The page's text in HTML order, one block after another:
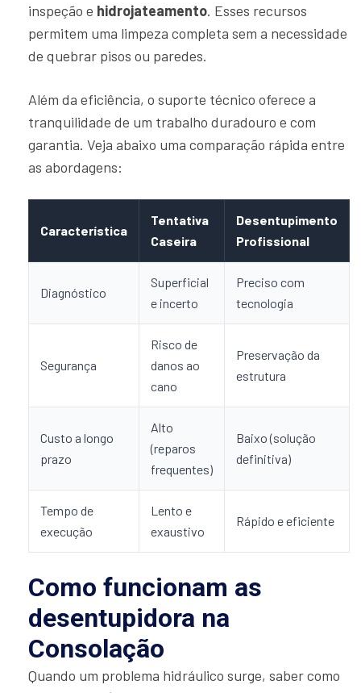
inspeção e hidrojateamento. Esses recursos
permitem uma limpeza completa sem a necessidade
de quebrar pisos ou paredes.
Além da eficiência, o suporte técnico oferece a
tranquilidade de um trabalho duradouro e com
garantia. Veja abaixo uma comparação rápida entre
as abordagens:
Característica
Tentativa
Caseira
Desentupimento
Profissional
Diagnóstico
Superficial
e incerto
Preciso com
tecnologia
Segurança
Risco de
danos ao
cano
Preservação da
estrutura
Custo a longo
prazo
Alto
(reparos
frequentes)
Baixo (solução
definitiva)
Tempo de
execução
Lento e
exaustivo
Rápido e eficiente
Como funcionam as
desentupidora na
Consolação
Quando um problema hidráulico surge, saber como